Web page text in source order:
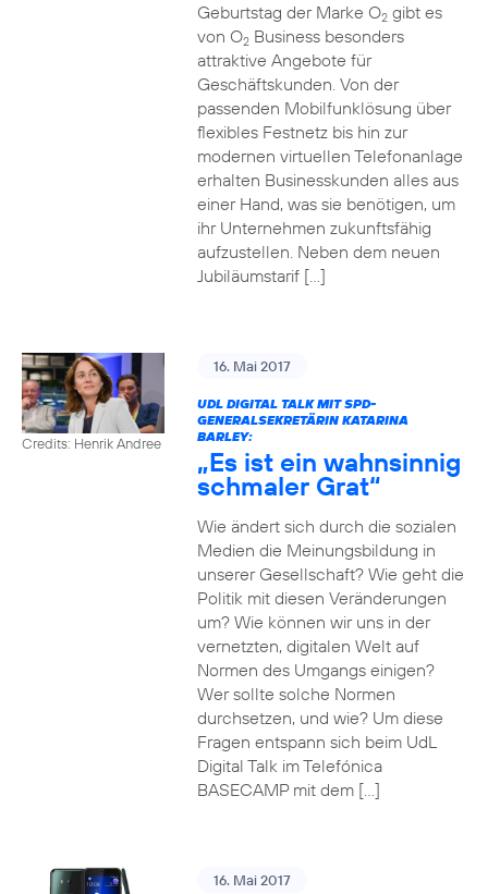
Geburtstag der Marke O2gibt es
von O2Business besonders
attraktive Angebote für
Geschäftskunden. Von der
passenden Mobilfunklösung über
flexibles Festnetz bis hin zur
modernen virtuellen Telefonanlage
erhalten Businesskunden alles aus
einer Hand, was sie benötigen, um
ihr Unternehmen zukunftsfähig
aufzustellen. Neben dem neuen
Jubiläumstarif […]
Credits: Henrik Andree
16. Mai 2017
UDL DIGITAL TALK MIT SPD-
GENERALSEKRETÄRIN KATARINA
BARLEY:
„Es ist ein wahnsinnig
schmaler Grat“
Wie ändert sich durch die sozialen
Medien die Meinungsbildung in
unserer Gesellschaft? Wie geht die
Politik mit diesen Veränderungen
um? Wie können wir uns in der
vernetzten, digitalen Welt auf
Normen des Umgangs einigen?
Wer sollte solche Normen
durchsetzen, und wie? Um diese
Fragen entspann sich beim UdL
Digital Talk im Telefónica
BASECAMP mit dem […]
16. Mai 2017